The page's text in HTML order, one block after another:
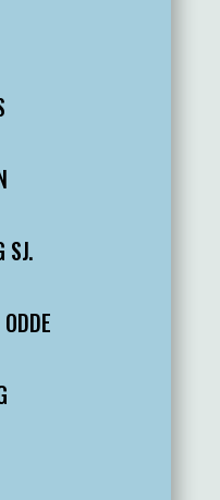
SJ.